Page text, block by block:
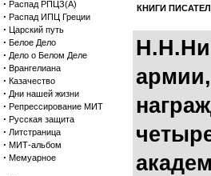
· Распад РПЦЗ(А)
· Распад ИПЦ Греции
· Царский путь
· Белое Дело
· Дело о Белом Деле
· Врангелиана
· Казачество
· Дни нашей жизни
· Репрессирование МИТ
· Русская защита
· Литстраница
· МИТ-альбом
· Мемуарное
КНИГИ